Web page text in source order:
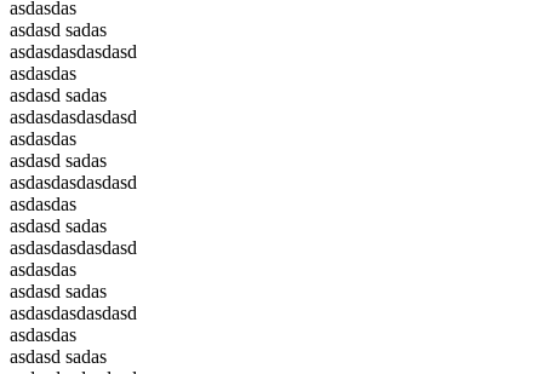
asdasdas
asdasd sadas
asdasdasdasdasd
asdasdas
asdasd sadas
asdasdasdasdasd
asdasdas
asdasd sadas
asdasdasdasdasd
asdasdas
asdasd sadas
asdasdasdasdasd
asdasdas
asdasd sadas
asdasdasdasdasd
asdasdas
asdasd sadas